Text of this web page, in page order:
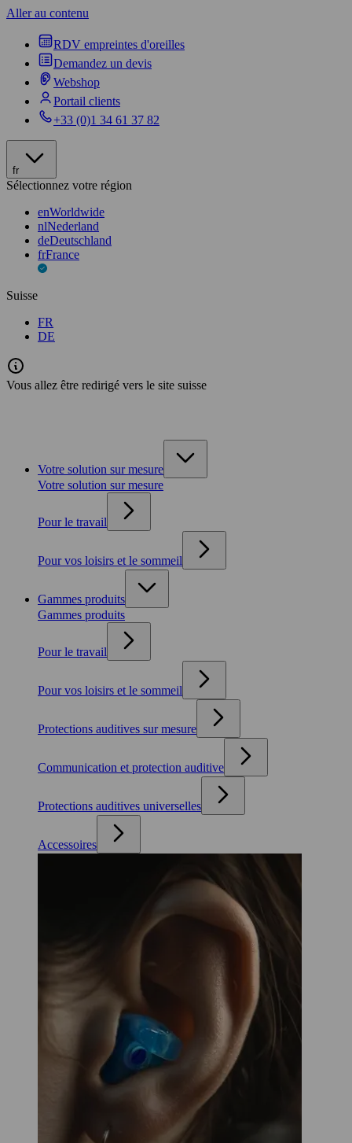
Aller au contenu
RDV empreintes d'oreilles
Demandez un devis
Webshop
Portail clients
+33 (0)1 34 61 37 82
fr
Sélectionnez votre région
enWorldwide
nlNederland
deDeutschland
frFrance
Suisse
FR
DE
Vous allez être redirigé vers le site suisse
Votre solution sur mesure
Votre solution sur mesure
Pour le travail
Pour vos loisirs et le sommeil
Gammes produits
Gammes produits
Pour le travail
Pour vos loisirs et le sommeil
Protections auditives sur mesure
Communication et protection auditive
Protections auditives universelles
Accessoires